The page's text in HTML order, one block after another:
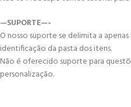
—SUPORTE—-
O nosso suporte se delimita a
identificação da pasta dos itens.
Não é oferecido suporte para
personalização.